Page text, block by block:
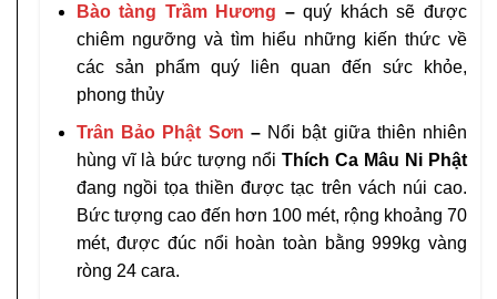
Bào tàng Trầm Hương –quý khách sẽ được
chiêm ngưỡng và tìm hiểu những kiến thức về
các sản phẩm quý liên quan đến sức khỏe,
phong thủy
Trân Bảo Phật Sơn – Nổi bật giữa thiên nhiên
hùng vĩ là bức tượng nổi Thích Ca Mâu Ni Phật
đang ngồi tọa thiền được tạc trên vách núi cao.
Bức tượng cao đến hơn 100 mét, rộng khoảng 70
mét, được đúc nổi hoàn toàn bằng 999kg vàng
ròng 24 cara.